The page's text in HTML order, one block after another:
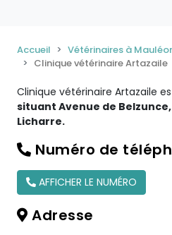
Accueil
Vétérinaires à
Clinique vétérinaire Artazaile
Clinique vétérinaire Artazaile
situant Avenue de
Licharre.
Numéro de
AFFICHER LE NUMÉRO
Adresse